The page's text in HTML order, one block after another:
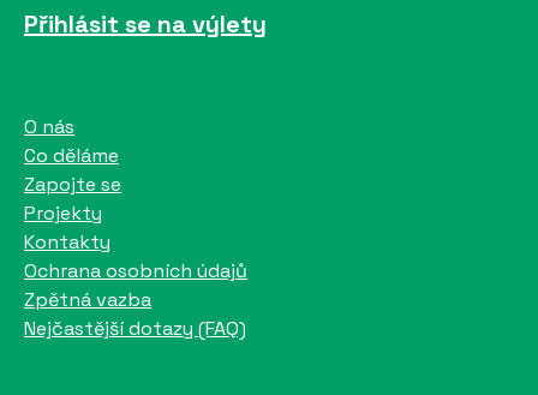
Přihlásit se na výlety
O nás
Co děláme
Zapojte se
Projekty
Kontakty
Ochrana osobních údajů
Zpětná vazba
Nejčastější dotazy (FAQ)